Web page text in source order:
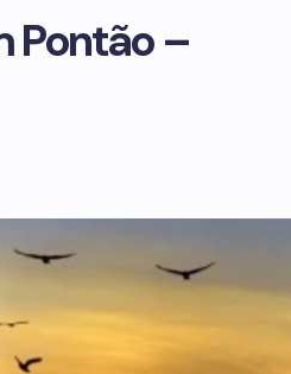
Pontão –